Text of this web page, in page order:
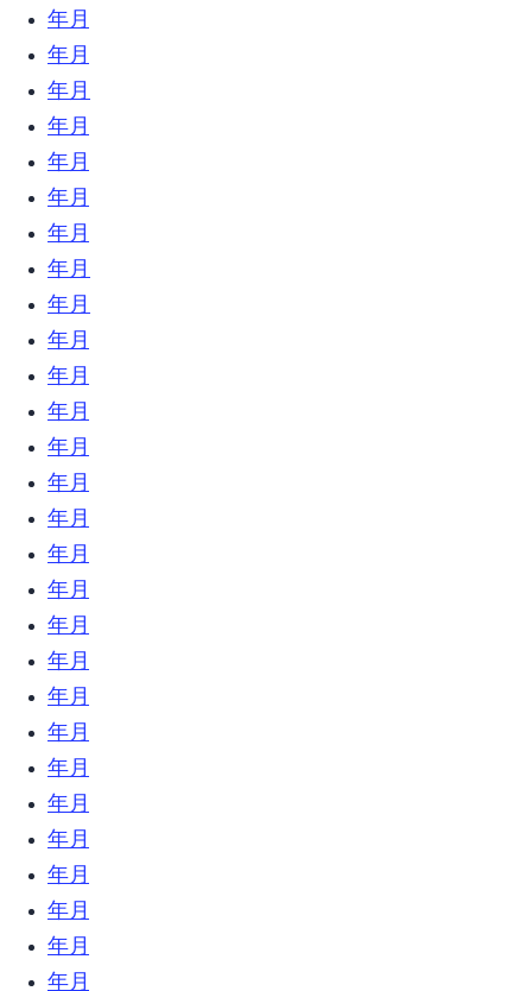
2020年12月 (1)
2020年10月 (1)
2020年7月 (7)
2020年6月 (3)
2020年5月 (4)
2020年4月 (6)
2020年3月 (5)
2020年2月 (7)
2020年1月 (7)
2019年12月 (23)
2019年11月 (18)
2019年10月 (24)
2019年9月 (31)
2019年8月 (21)
2019年7月 (9)
2019年6月 (23)
2019年5月 (6)
2019年4月 (12)
2019年3月 (18)
2019年2月 (17)
2019年1月 (34)
2018年12月 (18)
2018年11月 (17)
2018年10月 (16)
2018年9月 (17)
2018年8月 (13)
2018年7月 (32)
2018年6月 (23)